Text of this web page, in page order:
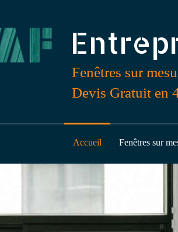
Fenêtres sur
Devis Gratuit en
Accueil Fenêtres sur